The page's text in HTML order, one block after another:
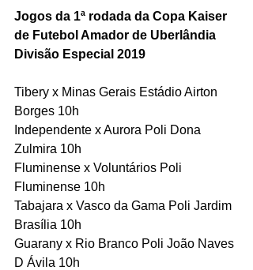
Jogos da 1ª rodada da Copa Kaiser
de Futebol Amador de Uberlândia
Divisão Especial 2019
Tibery x Minas Gerais Estádio Airton
Borges 10h
Independente x Aurora Poli Dona
Zulmira 10h
Fluminense x Voluntários Poli
Fluminense 10h
Tabajara x Vasco da Gama Poli Jardim
Brasília 10h
Guarany x Rio Branco Poli João Naves
D Ávila 10h